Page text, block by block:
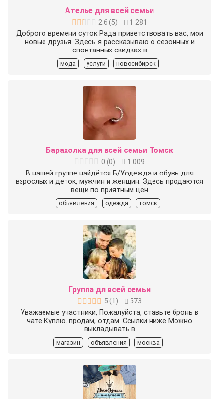
Ателье для всей семьи
2.6 (5)
1 281
Доброго времени суток Рада приветствовать вас, мои
новые друзья. Здесь я рассказываю о сезонных и
спонтанных скидках в
мода услуги новосибирск
Барахолка для всей семьи Томск
0 (0)
1 009
В нашей группе найдётся Б/Уодежда и обувь для
взрослых и деток, мужчин и женщин. Здесь продаются
вещи по приятным цен
объявления одежда томск
Группа дл всей семьи
5 (1 )
573
Уважаемые участники, Пожалуйста, ставьте бронь в
чате Куплю, продам, отдам. Ссылки ниже Можно
выкладывать в
магазин объявления москва